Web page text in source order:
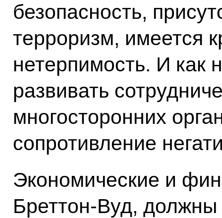
безопасность,
терроризм, имеется
нетерпимость. И как
развивать
многосторонних
сопротивление
Экономические и
Бреттон-Вуд,